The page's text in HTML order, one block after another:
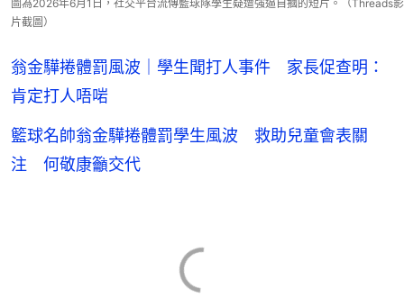
圖為2026年6月1日，社交平台流傳籃球隊學生疑遭強逼自摑的短片。（Threads影
片截圖）
翁金驊捲體罰風波｜學生聞打人事件 家長促查明：
肯定打人唔啱
籃球名帥翁金驊捲體罰學生風波 救助兒童會表關
注 何敬康籲交代